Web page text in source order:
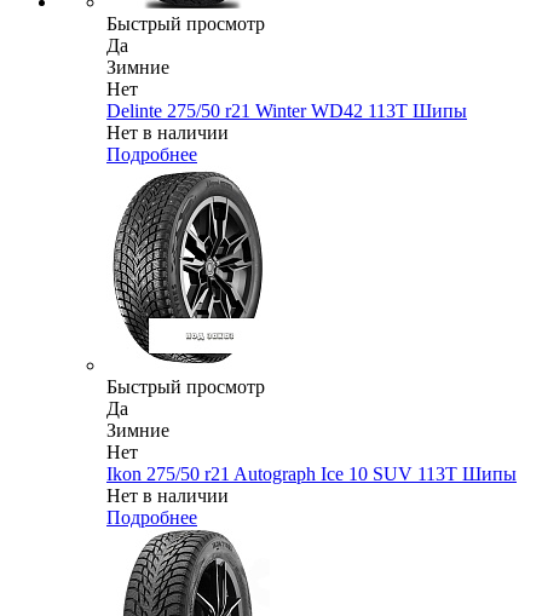
Быстрый просмотр
Да
Зимние
Нет
Delinte 275/50 r21 Winter WD42 113T Шипы
Нет в наличии
Подробнее
Быстрый просмотр
Да
Зимние
Нет
Ikon 275/50 r21 Autograph Ice 10 SUV 113T Шипы
Нет в наличии
Подробнее